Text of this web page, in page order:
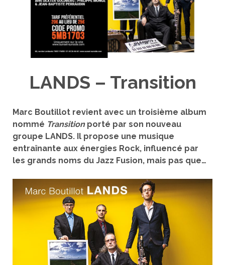
LANDS – Transition
Marc Boutillot revient avec un troisième album
nommé Transitionporté par son nouveau
groupe LANDS. Il propose une musique
entraînante aux énergies Rock, influencé par
les grands noms du Jazz Fusion, mais pas que…